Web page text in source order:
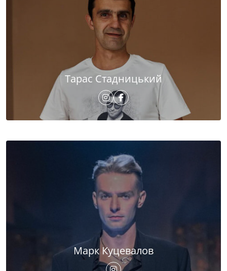
Тарас Стадницький
Марк Куцевалов